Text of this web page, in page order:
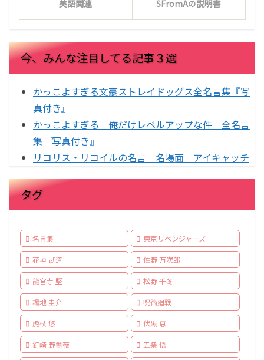
英語関連 SFromAの説明書
今、みんな注目してる記事３選
かっこよすぎる文豪ストレイドッグス全名言集『写
真付き』
かっこよすぎる｜俺だけレベルアップな件｜全名言
集『写真付き』
リコリス・リコイルの名言｜名場面｜アイキャッチ
タグ
名言集 東京リベンジャーズ
花垣 武道 佐野 万次郎
龍宮寺 堅 松野 千冬
場地 圭介 呪術廻戦
虎杖 悠二 伏黒 恵
釘崎 野薔薇 五条 悟